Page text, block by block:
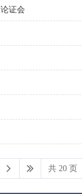
证会
共 20 页